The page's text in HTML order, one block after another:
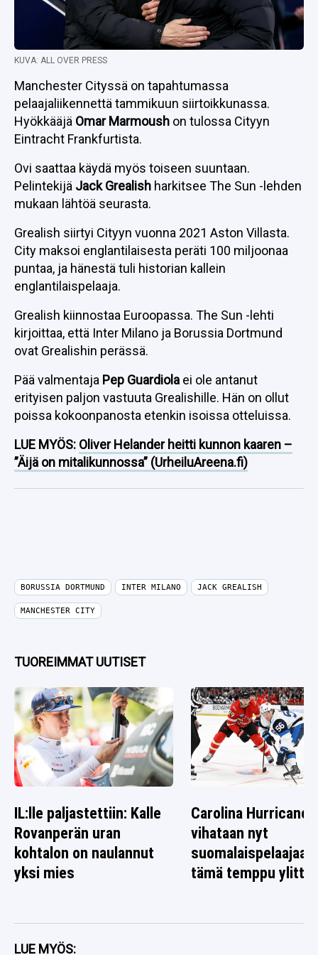
KUVA: ALL OVER PRESS
Manchester Cityssä on tapahtumassa
pelaajaliikennettä tammikuun siirtoikkunassa.
Hyökkääjä Omar Marmoush on tulossa Cityyn
Eintracht Frankfurtista.
Ovi saattaa käydä myös toiseen suuntaan.
Pelintekijä Jack Grealish harkitsee The Sun -lehden
mukaan lähtöä seurasta.
Grealish siirtyi Cityyn vuonna 2021 Aston Villasta.
City maksoi englantilaisesta peräti 100 miljoonaa
puntaa, ja hänestä tuli historian kallein
englantilaispelaaja.
Grealish kiinnostaa Euroopassa. The Sun -lehti
kirjoittaa, että Inter Milano ja Borussia Dortmund
ovat Grealishin perässä.
Pää valmentaja Pep Guardiola ei ole antanut
erityisen paljon vastuuta Grealishille. Hän on ollut
poissa kokoonpanosta etenkin isoissa otteluissa.
LUE MYÖS: Oliver Helander heitti kunnon kaaren –
”Äijä on mitalikunnossa” (UrheiluAreena.fi)
BORUSSIA DORTMUND INTER MILANO JACK GREALISH
MANCHESTER CITY
TUOREIMMAT UUTISET
IL:lle paljastettiin: Kalle
Rovanperän uran
kohtalon on naulannut
yksi mies
Carolina
vihataan nyt
suomalaispelaajaa
tämä temppu ylitti
LUE MYÖS: